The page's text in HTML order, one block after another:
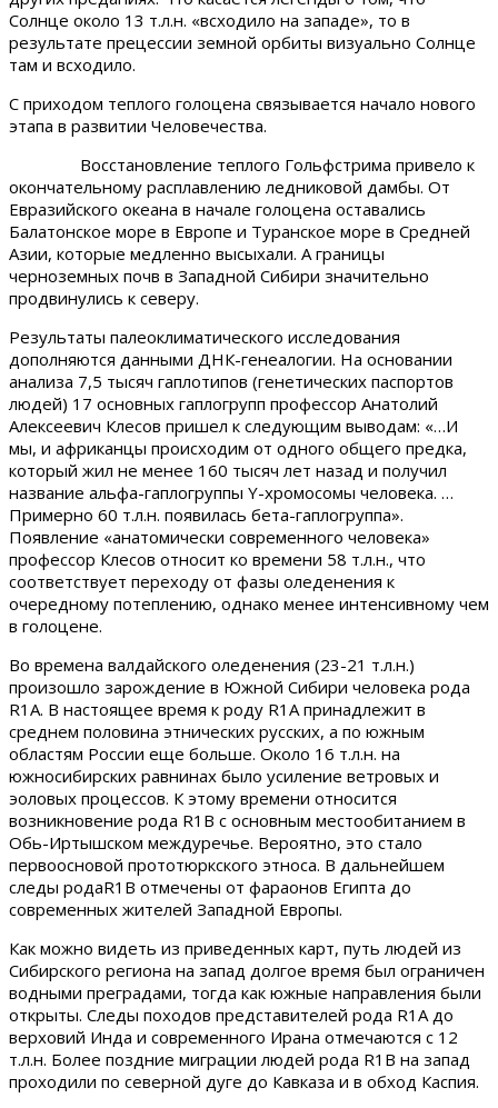
Солнце около 13 т.л.н. «всходило на западе», то в
результате прецессии земной орбиты визуально Солнце
там и всходило.
С приходом теплого голоцена связывается начало нового
этапа в развитии Человечества.
Восстановление теплого Гольфстрима привело к
окончательному расплавлению ледниковой дамбы. От
Евразийского океана в начале голоцена оставались
Балатонское море в Европе и Туранское море в Средней
Азии, которые медленно высыхали. А границы
черноземных почв в Западной Сибири значительно
продвинулись к северу.
Результаты палеоклиматического исследования
дополняются данными ДНК-генеалогии. На основании
анализа 7,5 тысяч гаплотипов (генетических паспортов
людей) 17 основных гаплогрупп профессор Анатолий
Алексеевич Клесов пришел к следующим выводам: «…И
мы, и африканцы происходим от одного общего предка,
который жил не менее 160 тысяч лет назад и получил
название альфа-гаплогруппы Y-хромосомы человека. …
Примерно 60 т.л.н. появилась бета-гаплогруппа».
Появление «анатомически современного человека»
профессор Клесов относит ко времени 58 т.л.н., что
соответствует переходу от фазы оледенения к
очередному потеплению, однако менее интенсивному чем
в голоцене.
Во времена валдайского оледенения (23-21 т.л.н.)
произошло зарождение в Южной Сибири человека рода
R1А. В настоящее время к роду R1А принадлежит в
среднем половина этнических русских, а по южным
областям России еще больше. Около 16 т.л.н. на
южносибирских равнинах было усиление ветровых и
эоловых процессов. К этому времени относится
возникновение рода R1В с основным местообитанием в
Обь-Иртышском междуречье. Вероятно, это стало
первоосновой прототюркского этноса. В дальнейшем
следы родаR1В отмечены от фараонов Египта до
современных жителей Западной Европы.
Как можно видеть из приведенных карт, путь людей из
Сибирского региона на запад долгое время был ограничен
водными преградами, тогда как южные направления были
открыты. Следы походов представителей рода R1А до
верховий Инда и современного Ирана отмечаются с 12
т.л.н. Более поздние миграции людей рода R1В на запад
проходили по северной дуге до Кавказа и в обход Каспия.